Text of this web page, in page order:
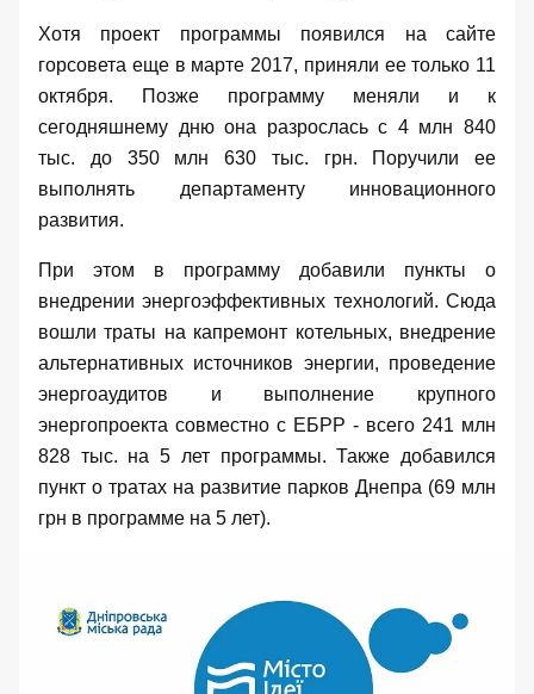
Хотя проект программы появился на сайте
горсовета еще в марте 2017, приняли ее только 11
октября. Позже программу меняли и к
сегодняшнему дню она разрослась с 4 млн 840
тыс. до 350 млн 630 тыс. грн. Поручили ее
выполнять департаменту инновационного
развития.
При этом в программу добавили пункты о
внедрении энергоэффективных технологий. Сюда
вошли траты на капремонт котельных, внедрение
альтернативных источников энергии, проведение
энергоаудитов и выполнение крупного
энергопроекта совместно с ЕБРР - всего 241 млн
828 тыс. на 5 лет программы. Также добавился
пункт о тратах на развитие парков Днепра (69 млн
грн в программе на 5 лет).